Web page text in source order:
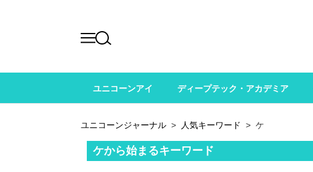
ユニコーンジャーナル > 人気キーワード > ケ
ケから始まるキーワード
ユニコーンアイ ディープテック・アカデミア